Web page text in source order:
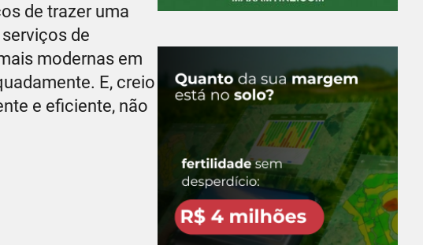
de trazer uma
de
modernas em
E, creio
e eficiente, não